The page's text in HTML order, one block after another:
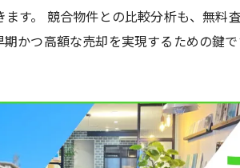
す。 競合物件との比較分析も、無
かつ高額な売却を実現するための鍵